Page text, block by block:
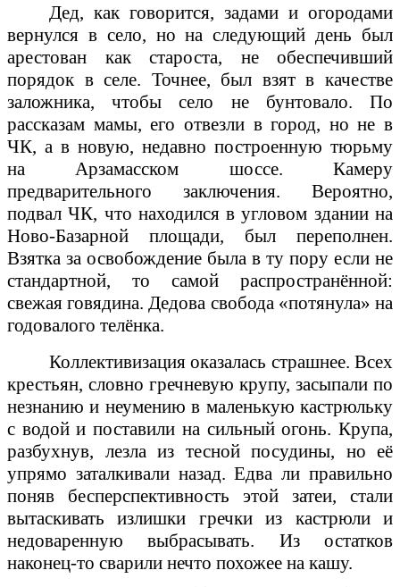
Дед, как говорится, задами и огородами
вернулся в село, но на следующий день был
арестован как староста, не обеспечивший
порядок в селе. Точнее, был взят в качестве
заложника, чтобы село не бунтовало. По
рассказам мамы, его отвезли в город, но не в
ЧК, а в новую, недавно построенную тюрьму
на Арзамасском шоссе. Камеру
предварительного заключения. Вероятно,
подвал ЧК, что находился в угловом здании на
Ново-Базарной площади, был переполнен.
Взятка за освобождение была в ту пору если не
стандартной, то самой распространённой:
свежая говядина. Дедова свобода «потянула» на
годовалого телёнка.
Коллективизация оказалась страшнее. Всех
крестьян, словно гречневую крупу, засыпали по
незнанию и неумению в маленькую кастрюльку
с водой и поставили на сильный огонь. Крупа,
разбухнув, лезла из тесной посудины, но её
упрямо заталкивали назад. Едва ли правильно
поняв бесперспективность этой затеи, стали
вытаскивать излишки гречки из кастрюли и
недоваренную выбрасывать. Из остатков
наконец-то сварили нечто похожее на кашу.